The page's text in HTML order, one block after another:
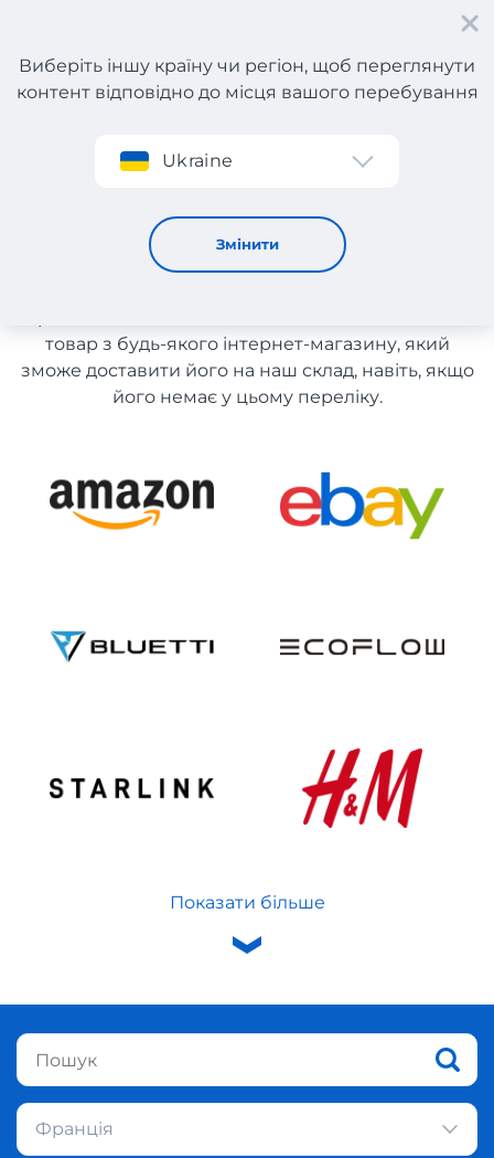
Реєстрація
Виберіть іншу країну чи регіон, щоб переглянути
контент відповідно до місця вашого перебування
Ukraine
Змінити
Одяг з Франції
Одяг з Франції
товар з будь-якого інтернет-магазину, який
зможе доставити його на наш склад, навіть, якщо
його немає у цьому переліку.
Показати більше
Франція